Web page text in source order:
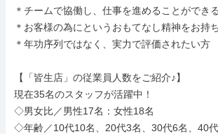
＊チームで協働し、仕事を進めることができ
＊お客様の為にというおもてなし精神をお持
＊年功序列ではなく、実力で評価されたい方
【「皆生店」の従業員人数をご紹介♪】
現在35名のスタッフが活躍中！
◇男女比／男性17名：女性18名
◇年齢／10代10名、20代3名、30代6名、40代